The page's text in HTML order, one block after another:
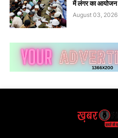
में लंगर का आयोजन
August 03, 2026